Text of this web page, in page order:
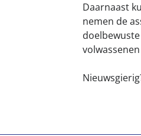
Daarnaast
nemen de